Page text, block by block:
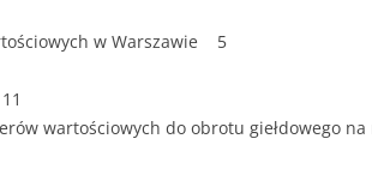
w Warszawie 5
wartościowych do obrotu giełdowego na